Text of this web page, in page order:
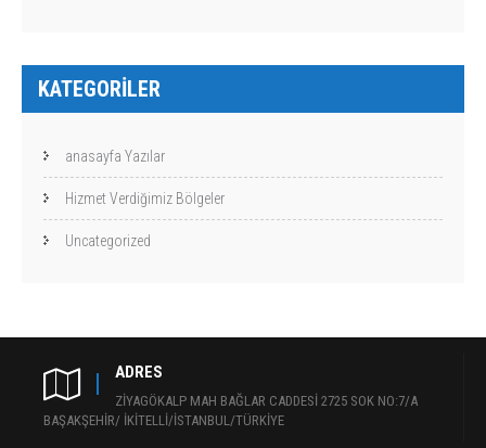
KATEGORILER
anasayfa Yazılar
Hizmet Verdiğimiz Bölgeler
Uncategorized
ADRES
ZİYAGÖKALP MAH BAĞLAR CADDESİ 2725 SOK NO:7/A
BAŞAKŞEHİR/ İKİTELLİ/İSTANBUL/TÜRKİYE